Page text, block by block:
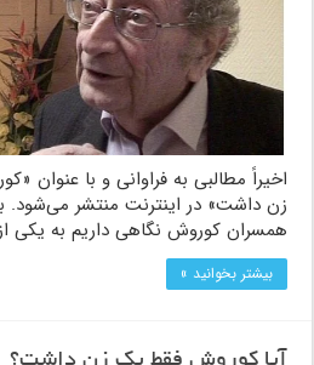
اخیراً مطالبی به فراوانی و با عنوان
زن داشت» در اینترنت منتشر می‌شود.
همسران کوروش نگاهی داریم به یکی
بیشتر بخوانید »